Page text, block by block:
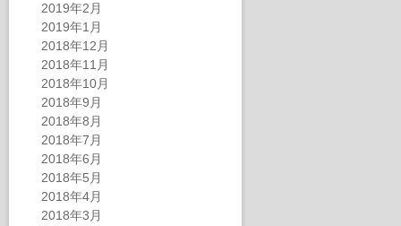
2019年2月
2019年1月
2018年12月
2018年11月
2018年10月
2018年9月
2018年8月
2018年7月
2018年6月
2018年5月
2018年4月
2018年3月